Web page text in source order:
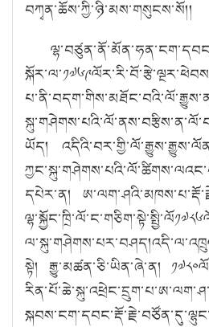
བཀྭན་ཆོས་ཀྱི་ཉི་མས་གསུངས་སོ།།
ཡོད།
དཔེར་ན།
སྟེ། རྒྱུ་མཚན་ཅི་ཡིན་ཞེ་ན།